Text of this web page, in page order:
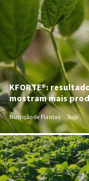
KFORTE®:
mostram mais
Nutrição de Plantas Soja